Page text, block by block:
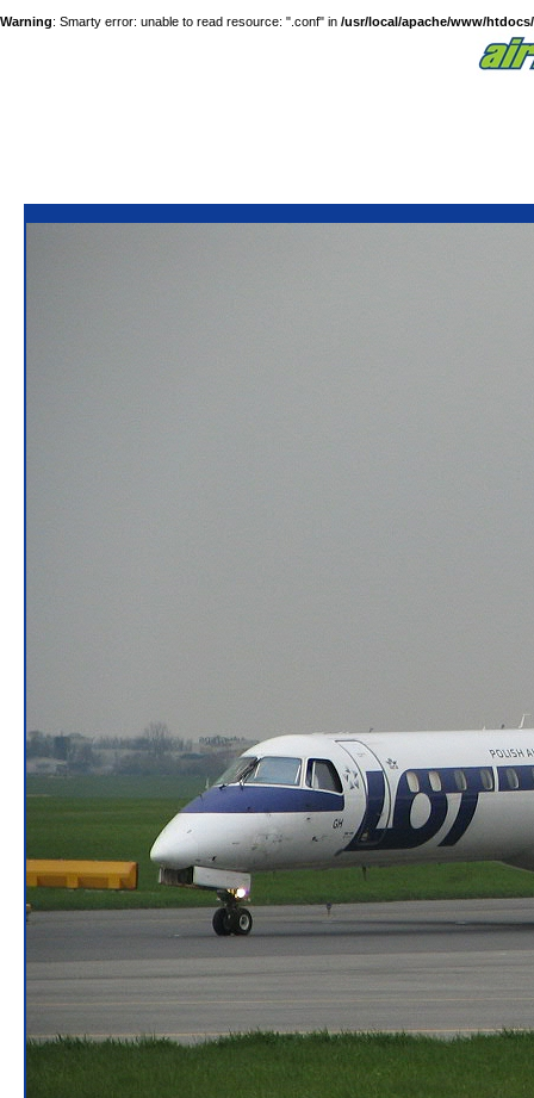
Warning: Smarty error: unable to read resource: ".conf" in /usr/local/apache/www/